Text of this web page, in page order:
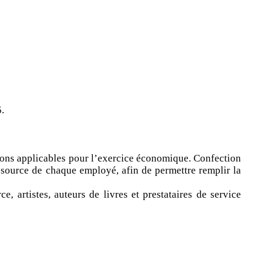
applicables pour l’exercice économique. Confection
de chaque employé, afin de permettre remplir la
artistes, auteurs de livres et prestataires de service